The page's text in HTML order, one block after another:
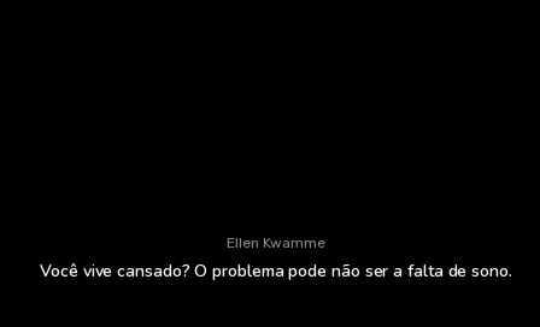
Ellen Kwamme
Você vive cansado? O problema pode não ser a falta de sono.